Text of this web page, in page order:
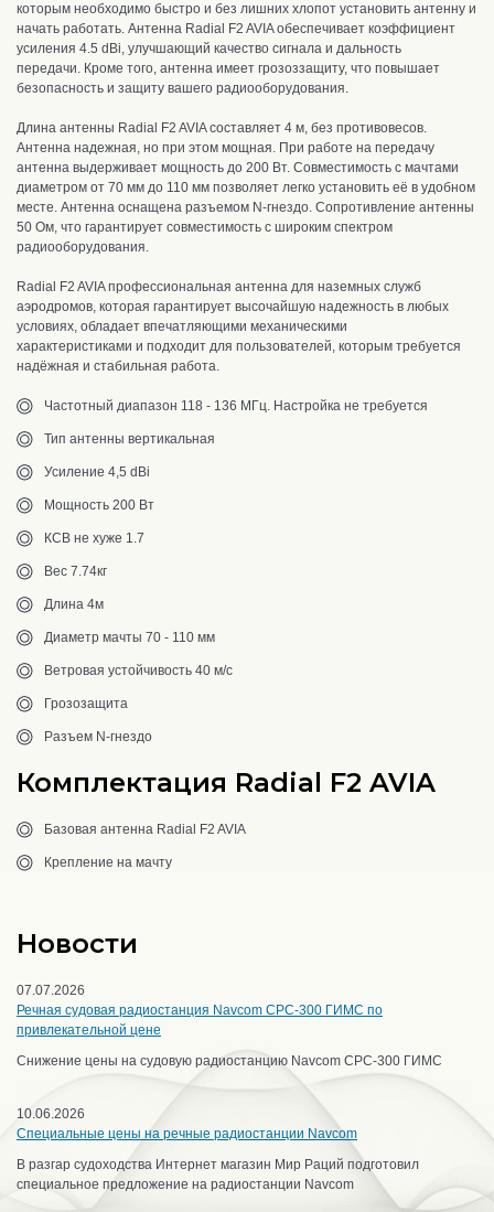
которым необходимо быстро и без лишних хлопот установить антенну и
начать работать. Антенна Radial F2 AVIA обеспечивает коэффициент
усиления 4.5 dBi, улучшающий качество сигнала и дальность
передачи. Кроме того, антенна имеет грозоззащиту, что повышает
безопасность и защиту вашего радиооборудования.
Длина антенны Radial F2 AVIA составляет 4 м, без противовесов.
Антенна надежная, но при этом мощная. При работе на передачу
антенна выдерживает мощность до 200 Вт. Совместимость с мачтами
диаметром от 70 мм до 110 мм позволяет легко установить её в удобном
месте. Антенна оснащена разъемом N-гнездо. Сопротивление антенны
50 Ом, что гарантирует совместимость с широким спектром
радиооборудования.
Radial F2 AVIA профессиональная антенна для наземных служб
аэродромов, которая гарантирует высочайшую надежность в любых
условиях, обладает впечатляющими механическими
характеристиками и подходит для пользователей, которым требуется
надёжная и стабильная работа.
Частотный диапазон 118 - 136 МГц. Настройка не требуется
Тип антенны вертикальная
Усиление 4,5 dBi
Мощность 200 Вт
КСВ не хуже 1.7
Вес 7.74кг
Длина 4м
Диаметр мачты 70 - 110 мм
Ветровая устойчивость 40 м/с
Грозозащита
Разъем N-гнездо
Комплектация Radial F2 AVIA
Базовая антенна Radial F2 AVIA
Крепление на мачту
Новости
07.07.2026
Речная судовая радиостанция Navcom CPC-300 ГИМС по
привлекательной цене
Снижение цены на судовую радиостанцию Navcom CPC-300 ГИМС
10.06.2026
Специальные цены на речные радиостанции Navcom
В разгар судоходства Интернет магазин Мир Раций подготовил
специальное предложение на радиостанции Navcom